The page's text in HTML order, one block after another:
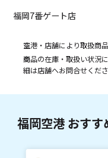
福岡7番ゲート店
空港・店舗により取扱商
商品の在庫・取扱い状況
細は店舗へお問合せくださ
福岡空港 おす